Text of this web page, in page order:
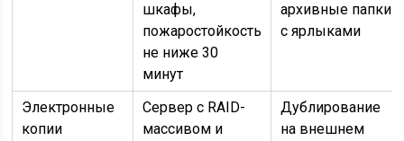
шкафы,
пожаростойкость
не ниже 30
минут
архивные папки
с ярлыками
Электронные
копии
Сервер с RAID-
массивом и
Дублирование
на внешнем